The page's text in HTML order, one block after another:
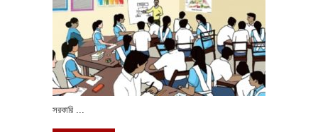
সরকারি ...